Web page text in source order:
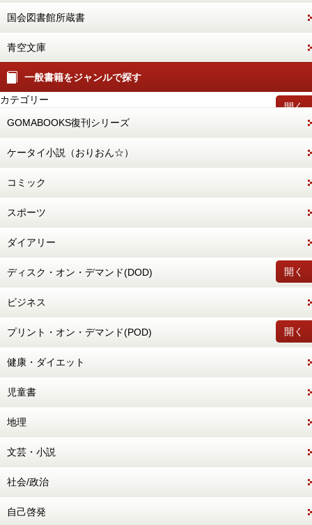
国会図書館所蔵書
青空文庫
一般書籍をジャンルで探す
開く
カテゴリー
GOMABOOKS復刊シリーズ
ケータイ小説（おりおん☆）
コミック
スポーツ
ダイアリー
開く
ディスク・オン・デマンド(DOD)
ビジネス
開く
プリント・オン・デマンド(POD)
健康・ダイエット
児童書
地理
文芸・小説
社会/政治
自己啓発